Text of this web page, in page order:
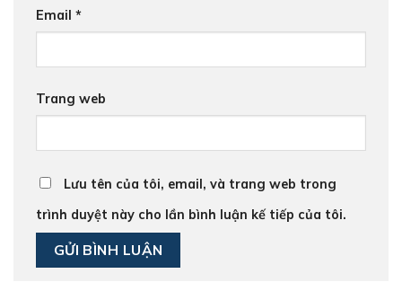
Email *
Trang web
Lưu tên của tôi, email, và trang web trong
trình duyệt này cho lần bình luận kế tiếp của tôi.